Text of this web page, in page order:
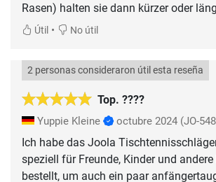
Rasen) halten sie dann kürzer oder
Útil • No útil
Top. ????
2 personas consideraron útil esta reseña
Yuppie Kleine octubre 2024 (JO-
Ich habe das Joola
speziell für Freunde, Kinder und
bestellt, um auch ein paar